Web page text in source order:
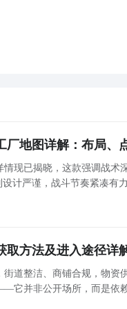
厂地图详解：布局、
情现已揭晓，这款强调战
计严谨，战斗节奏紧凑有
取方法及进入途径详
街道整洁、商铺合规，物
它并非公开场所，而是依